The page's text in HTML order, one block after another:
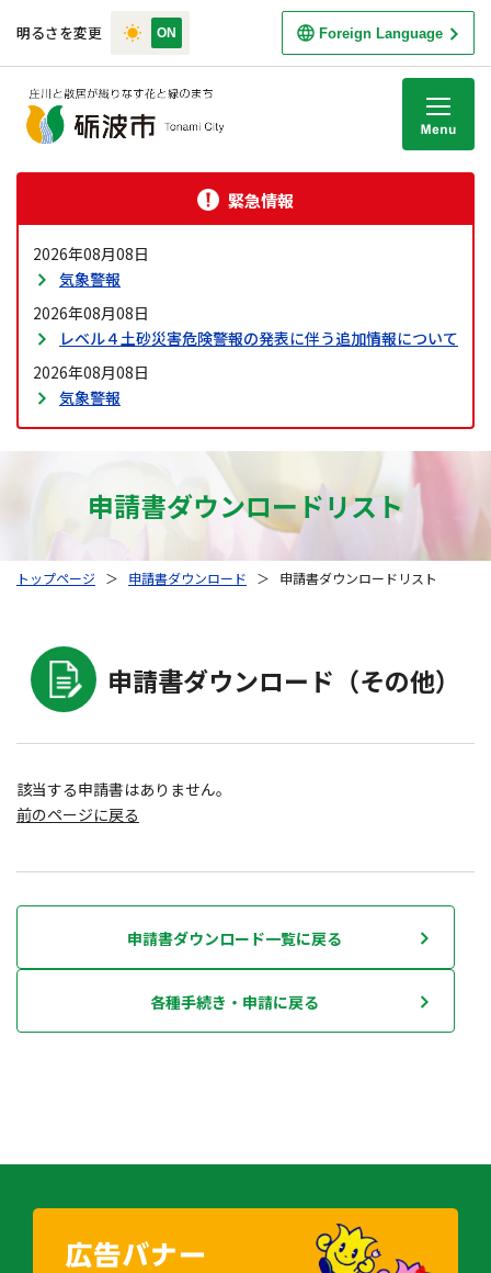
明るさを変更 Foreign Language
緊急情報
2026年08月08日
気象警報
2026年08月08日
レベル４土砂災害危険警報の発表に伴う追加情報について
2026年08月08日
気象警報
申請書ダウンロードリスト
トップページ ＞ 申請書ダウンロード ＞ 申請書ダウンロードリスト
申請書ダウンロード（その他）
該当する申請書はありません。
前のページに戻る
申請書ダウンロード一覧に戻る
各種手続き・申請に戻る